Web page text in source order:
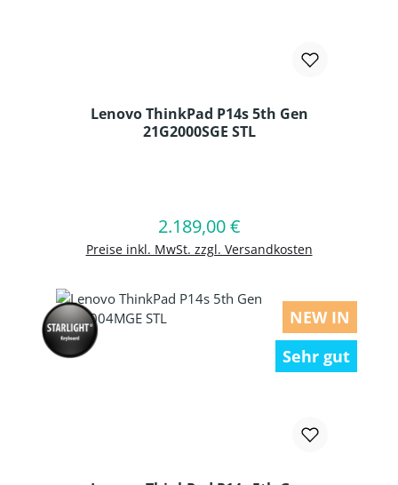
Lenovo ThinkPad P14s 5th Gen
21G2000SGE STL
Regulärer Preis:
2.189,00 €
Preise inkl. MwSt. zzgl. Versandkosten
In den Warenkorb
NEW IN
Sehr gut